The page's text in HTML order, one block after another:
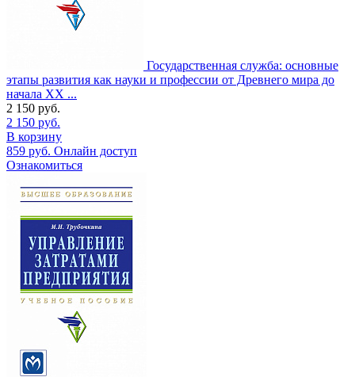
Государственная служба: основные
этапы развития как науки и профессии от Древнего мира до
начала XX ...
2 150 руб.
2 150 руб.
В корзину
859 руб. Онлайн доступ
Ознакомиться